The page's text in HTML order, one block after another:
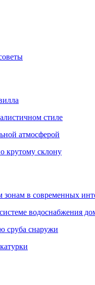
стиле
атмосферой
крутому склону
в современных
водоснабжения
сруба снаружи